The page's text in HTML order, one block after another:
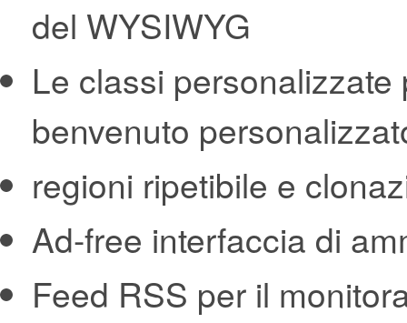
del WYSIWYG
Le classi
benvenuto
regioni ripetibile e
Ad-free interfaccia di
Feed RSS per il